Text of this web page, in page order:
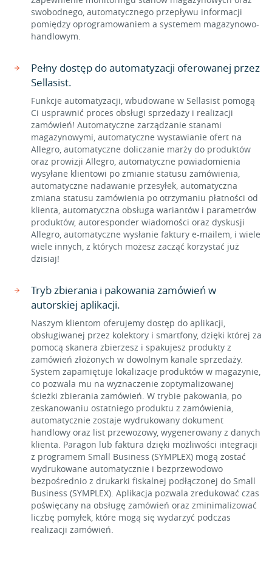
swobodnego, automatycznego przepływu informacji
pomiędzy oprogramowaniem a systemem magazynowo-
handlowym.
Pełny dostęp do automatyzacji oferowanej przez
Sellasist.
Funkcje automatyzacji, wbudowane w Sellasist pomogą
Ci usprawnić proces obsługi sprzedaży i realizacji
zamówień! Automatyczne zarządzanie stanami
magazynowymi, automatyczne wystawianie ofert na
Allegro, automatyczne doliczanie marży do produktów
oraz prowizji Allegro, automatyczne powiadomienia
wysyłane klientowi po zmianie statusu zamówienia,
automatyczne nadawanie przesyłek, automatyczna
zmiana statusu zamówienia po otrzymaniu płatności od
klienta, automatyczna obsługa wariantów i parametrów
produktów, autoresponder wiadomości oraz dyskusji
Allegro, automatyczne wysłanie faktury e-mailem, i wiele
wiele innych, z których możesz zacząć korzystać już
dzisiaj!
Tryb zbierania i pakowania zamówień w
autorskiej aplikacji.
Naszym klientom oferujemy dostęp do aplikacji,
obsługiwanej przez kolektory i smartfony, dzięki której za
pomocą skanera zbierzesz i spakujesz produkty z
zamówień złożonych w dowolnym kanale sprzedaży.
System zapamiętuje lokalizacje produktów w magazynie,
co pozwala mu na wyznaczenie zoptymalizowanej
ścieżki zbierania zamówień. W trybie pakowania, po
zeskanowaniu ostatniego produktu z zamówienia,
automatycznie zostaje wydrukowany dokument
handlowy oraz list przewozowy, wygenerowany z danych
klienta. Paragon lub faktura dzięki możliwości integracji
z programem Small Business (SYMPLEX) mogą zostać
wydrukowane automatycznie i bezprzewodowo
bezpośrednio z drukarki fiskalnej podłączonej do Small
Business (SYMPLEX). Aplikacja pozwala zredukować czas
poświęcany na obsługę zamówień oraz zminimalizować
liczbę pomyłek, które mogą się wydarzyć podczas
realizacji zamówień.